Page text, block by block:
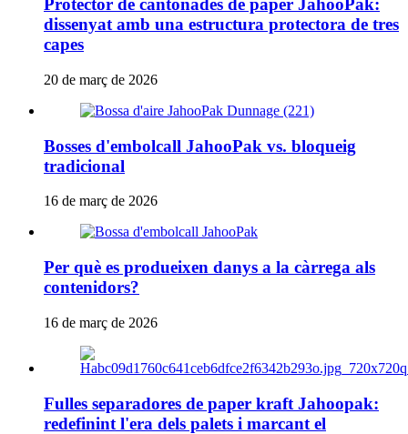
Protector de cantonades de paper JahooPak:
dissenyat amb una estructura protectora de tres
capes
20 de març de 2026
Bosses d'embolcall JahooPak vs. bloqueig
tradicional
16 de març de 2026
Per què es produeixen danys a la càrrega als
contenidors?
16 de març de 2026
Fulles separadores de paper kraft Jahoopak:
redefinint l'era dels palets i marcant el